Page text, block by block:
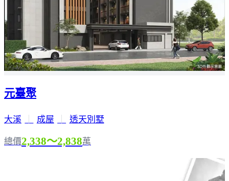
元臺聚
大溪 成屋 透天別墅
總價2,338～2,838萬